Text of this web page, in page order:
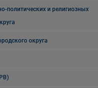
политических и религиозных
округа